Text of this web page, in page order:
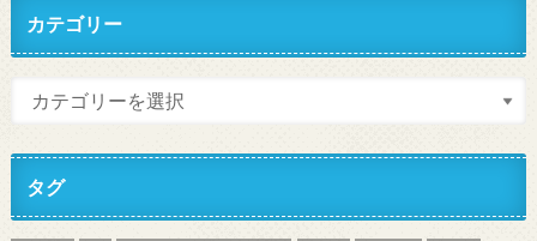
カテゴリー
タグ